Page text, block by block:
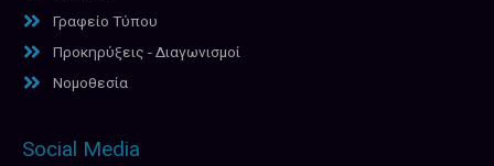
Γραφείο Τύπου
Προκηρύξεις - Διαγωνισμοί
Νομοθεσία
Social Media